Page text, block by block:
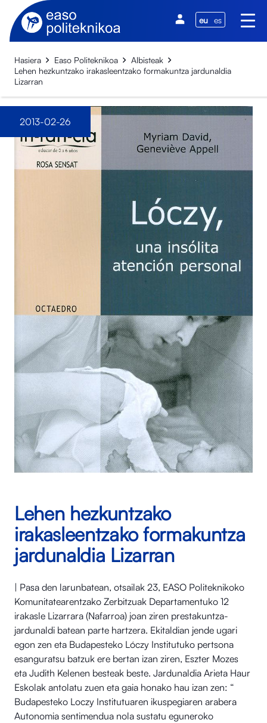
eu es
Hasiera Easo Politeknikoa
Albisteak
Lehen hezkuntzako irakasleentzako formakuntza jardunaldia
Lizarran
2013-02-26
Lehen hezkuntzako
irakasleentzako formakuntza
jardunaldia Lizarran
| Pasa den larunbatean, otsailak 23, EASO Politeknikoko
Komunitatearentzako Zerbitzuak Departamentuko 12
irakasle Lizarrara (Nafarroa) joan ziren prestakuntza-
jardunaldi batean parte hartzera. Ekitaldian jende ugari
egon zen eta Budapesteko Lóczy Institutuko pertsona
esanguratsu batzuk ere bertan izan ziren, Eszter Mozes
eta Judith Kelenen besteak beste. Jardunaldia Arieta Haur
Eskolak antolatu zuen eta gaia honako hau izan zen: “
Budapesteko Loczy Institutuaren ikuspegiaren arabera
Autonomia sentimendua nola sustatu eguneroko